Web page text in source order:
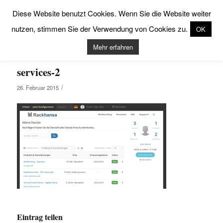
services-2
26. Februar 2015 /
Eintrag teilen
Diese Website benutzt Cookies. Wenn Sie die Website weiter
nutzen, stimmen Sie der Verwendung von Cookies zu.
OK
Mehr erfahren